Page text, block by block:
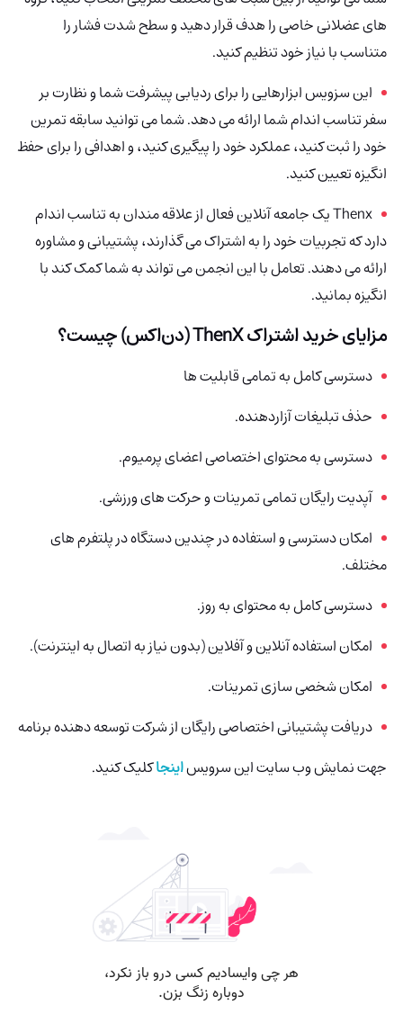
های عضلانی خاصی را هدف قرار دهید و سطح شدت فشار را
متناسب با نیاز خود تنظیم کنید.
این سزویس ابزارهایی را برای ردیابی پیشرفت شما و نظارت بر
سفر تناسب اندام شما ارائه می دهد. شما می توانید سابقه تمرین
خود را ثبت کنید، عملکرد خود را پیگیری کنید، و اهدافی را برای حفظ
انگیزه تعیین کنید.
Thenxیک جامعه آنلاین فعال از علاقه مندان به تناسب اندام
دارد که تجربیات خود را به اشتراک می گذارند، پشتیبانی و مشاوره
ارائه می دهند. تعامل با این انجمن می تواند به شما کمک کند با
انگیزه بمانید.
مزایای خرید اشتراکThenX (دن‌اکس) چیست؟
دسترسی کامل به تمامی قابلیت ها
حذف تبلیغات آزاردهنده.
دسترسی به محتوای اختصاصی اعضای پرمیوم.
آپدیت رایگان تمامی تمرینات و حرکت های ورزشی.
امکان دسترسی و استفاده در چندین دستگاه در پلتفرم های
مختلف.
دسترسی کامل به محتوای به روز.
امکان استفاده آنلاین و آفلاین (بدون نیاز به اتصال به اینترنت).
امکان شخصی سازی تمرینات.
دریافت پشتیبانی اختصاصی رایگان از شرکت توسعه دهنده برنامه
جهت نمایش وب سایت این سرویساینجاکلیک کنید.